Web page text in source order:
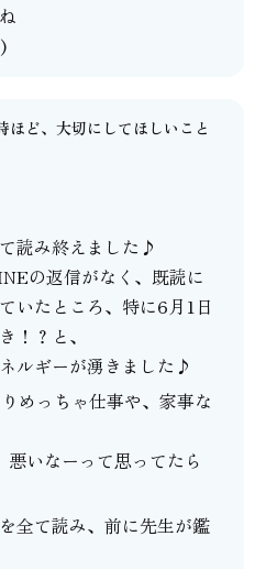
ほど、大切にしてほしいこと
読み終えました♪
の返信がなく、既読に
いたところ、特に6月1日
！？と、
ルギーが湧きました♪
めっちゃ仕事や、家事な
いなーって思ってたら
全て読み、前に先生が鑑